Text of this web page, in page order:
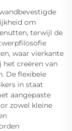
om
terwijl de
waar vierkante
creëren van
De flexibele
in staat
aangepaste
zowel kleine